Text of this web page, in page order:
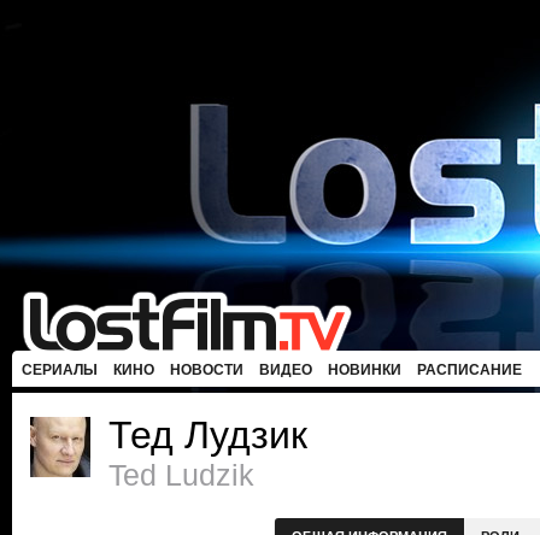
СЕРИАЛЫ КИНО НОВОСТИ ВИДЕО НОВИНКИ РАСПИСАНИЕ
Тед Лудзик
Ted Ludzik